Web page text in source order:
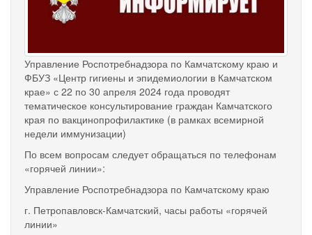
Управление Роспотребнадзора по Камчатскому краю и
ФБУЗ «Центр гигиены и эпидемиологии в Камчатском
крае» с 22 по 30 апреля 2024 года проводят
тематическое консультирование граждан Камчатского
края по вакцинопрофилактике (в рамках всемирной
недели иммунизации)
По всем вопросам следует обращаться по телефонам
«горячей линии»:
Управление Роспотребнадзора по Камчатскому краю
г. Петропавловск-Камчатский, часы работы «горячей
линии»